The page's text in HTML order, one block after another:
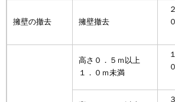
擁壁の撤去 擁壁撤去
高さ０．５ｍ以上
１．０ｍ未満